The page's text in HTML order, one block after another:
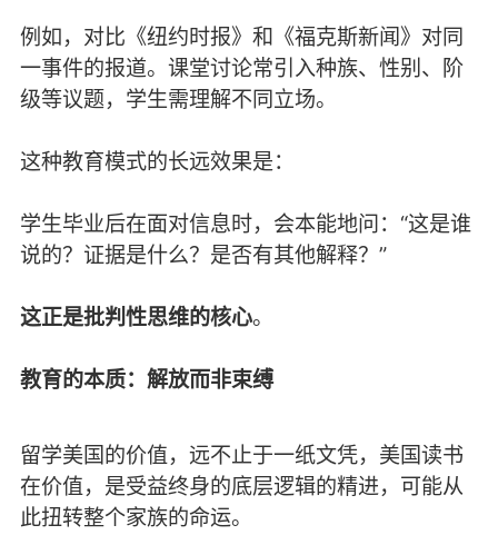
例如，对比《纽约时报》和《福克斯新闻》对同
一事件的报道。课堂讨论常引入种族、性别、阶
级等议题，学生需理解不同立场。
这种教育模式的长远效果是：
学生毕业后在面对信息时，会本能地问：“这是谁
说的？证据是什么？是否有其他解释？”
这正是批判性思维的核心。
教育的本质：解放而非束缚
留学美国的价值，远不止于一纸文凭，美国读书
在价值，是受益终身的底层逻辑的精进，可能从
此扭转整个家族的命运。